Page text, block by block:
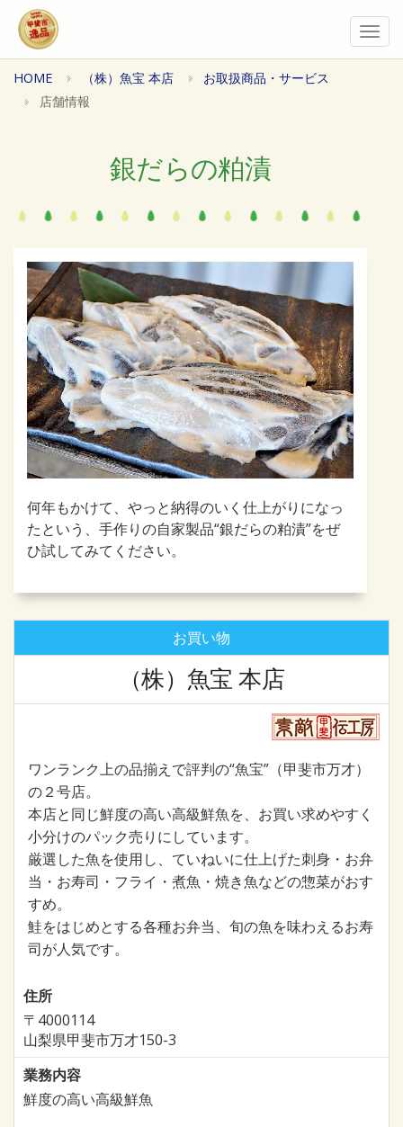
HOME （株）魚宝 本店
お取扱商品・サービス
店舗情報
銀だらの粕漬
何年もかけて、やっと納得のいく仕上がりになっ
たという、手作りの自家製品“銀だらの粕漬”をぜ
ひ試してみてください。
お買い物
（株）魚宝 本店
ワンランク上の品揃えで評判の“魚宝”（甲斐市万才）
の２号店。
本店と同じ鮮度の高い高級鮮魚を、お買い求めやすく
小分けのパック売りにしています。
厳選した魚を使用し、ていねいに仕上げた刺身・お弁
当・お寿司・フライ・煮魚・焼き魚などの惣菜がおす
すめ。
鮭をはじめとする各種お弁当、旬の魚を味わえるお寿
司が人気です。
住所
〒4000114
山梨県甲斐市万才150-3
業務内容
鮮度の高い高級鮮魚